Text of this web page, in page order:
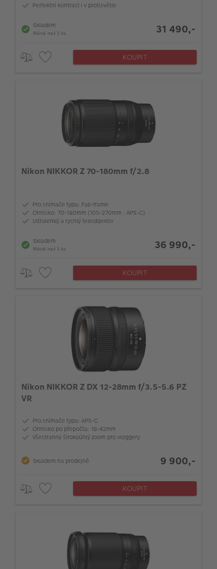
Perfektní kontrast i v protisvětle
Skladem
Méně než 3 ks 31 490,-
KOUPIT
Nikon NIKKOR Z 70-180mm f/2.8
Pro snímače typu: Full-frame
Ohnisko: 70-180mm (105-270mm : APS-C)
Ultralehký a rychlý teleobjektiv
Skladem
Méně než 3 ks 36 990,-
KOUPIT
Nikon NIKKOR Z DX 12-28mm f/3.5-5.6 PZ
VR
Pro snímače typu: APS-C
Ohnisko po přepočtu: 18-42mm
Všestranný širokoúhlý zoom pro vloggery
Skladem na prodejně 9 900,-
KOUPIT